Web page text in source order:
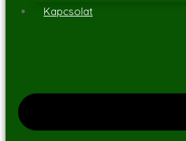
Kapcsolat